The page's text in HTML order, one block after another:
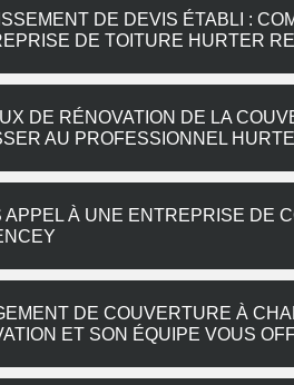
DE DEVIS ÉTABLI :
DE TOITURE HURTER
DE RÉNOVATION DE LA
AU PROFESSIONNEL
APPEL À UNE ENTREPRISE DE
DE COUVERTURE À
ET SON ÉQUIPE VOUS